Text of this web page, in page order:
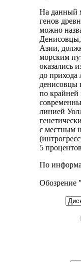
На данный
генов
можно
Азии,
морским
оказались
до прихода
денисовцы
по крайней
линией
с местным
5
По
Обозрение